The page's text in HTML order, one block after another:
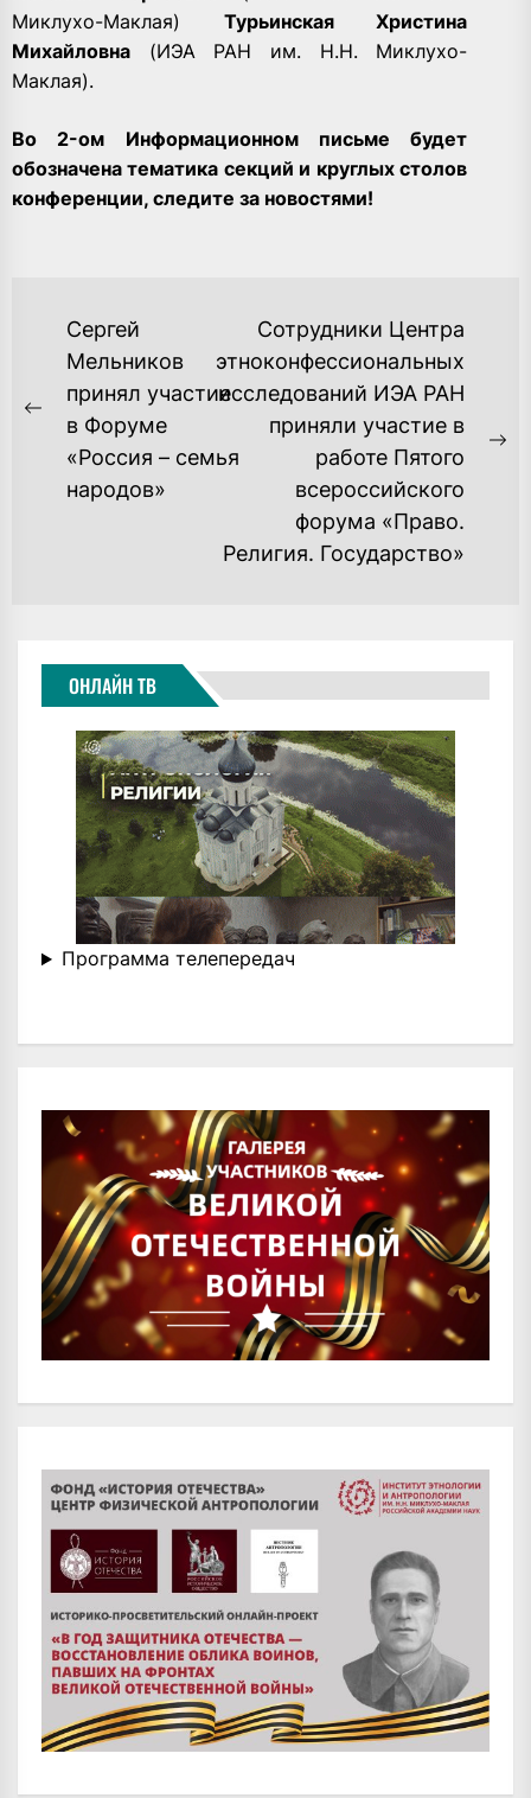
Миклухо-Маклая) Турьинская Христина
Михайловна (ИЭА РАН им. Н.Н. Миклухо-
Маклая).
Во 2-ом Информационном письме будет
обозначена тематика секций и круглых столов
конференции, следите за новостями!
НАВИГАЦИЯ
ЗАПИСЯМ
Previous
post:
Сергей
Мельников
принял участие
в Форуме
«Россия – семья
народов»
Сотрудники Центра
этноконфессиональных
исследований ИЭА РАН
приняли участие в
работе Пятого
всероссийского
форума «Право.
Религия. Государство»
ОНЛАЙН ТВ
Программа телепередач